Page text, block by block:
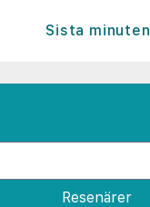
Sista minuten
Resenärer